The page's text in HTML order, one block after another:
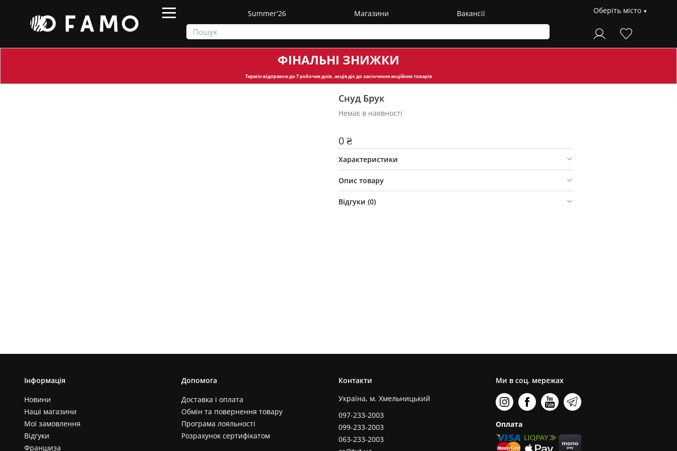
Summer'26 Магазини Вакансії Оберіть місто
ФІНАЛЬНІ ЗНИЖКИ
Термін відправкидо 7 робочих днів, акція діє до закінчення акційних товарів
Снуд Брук
Немає в наявності
0 ₴
Характеристики
Опис товару
Відгуки (0)
Інформація
Новини
Наші магазини
Мої замовлення
Відгуки
Франшиза
Допомога
Доставка і оплата
Обмін та повернення товару
Програма лояльності
Розрахунок сертифікатом
Контакти
Україна, м. Хмельницький
097-233-2003
099-233-2003
063-233-2003
Ми в соц. мережах
Оплата